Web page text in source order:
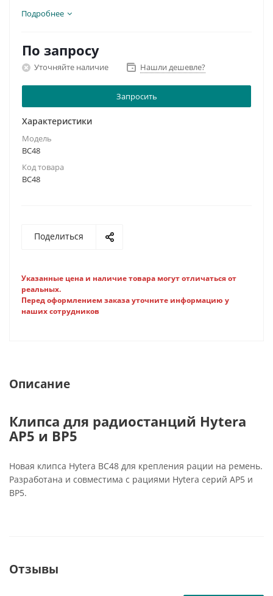
Подробнее
По запросу
Уточняйте наличие Нашли дешевле?
Запросить
Характеристики
Модель
BC48
Код товара
BC48
Поделиться
Указанные цена и наличие товара могут отличаться от
реальных.
Перед оформлением заказа уточните информацию у
наших сотрудников
Описание
Клипса для радиостанций Hytera
AP5 и BP5
Новая клипса Hytera BC48 для крепления рации на ремень.
Разработана и совместима с рациями Hytera серий AP5 и
BP5.
Отзывы